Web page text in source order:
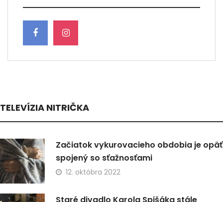
TELEVÍZIA NITRIČKA
Začiatok vykurovacieho obdobia je opäť
spojený so sťažnosťami
12. októbra 2022
Staré divadlo Karola Spišáka stále